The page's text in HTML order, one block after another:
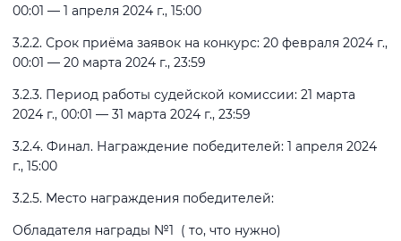
00:01 — 1 апреля 2024 г., 15:00
3.2.2. Срок приёма заявок на конкурс: 20 февраля 2024 г.,
00:01 — 20 марта 2024 г., 23:59
3.2.3. Период работы судейской комиссии: 21 марта
2024 г., 00:01 — 31 марта 2024 г., 23:59
3.2.4. Финал. Награждение победителей: 1 апреля 2024
г., 15:00
3.2.5. Место награждения победителей:
Обладателя награды №1 ( то, что нужно)